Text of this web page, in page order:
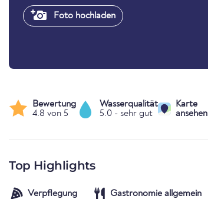
Foto hochladen
Bewertung
4.8 von 5
Wasserqualität
5.0 - sehr gut
Karte
ansehen
Top Highlights
Verpflegung Gastronomie allgemein